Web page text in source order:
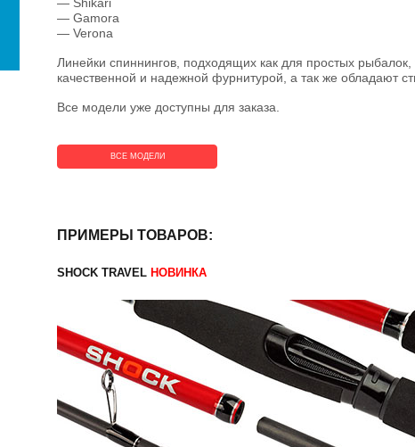
— Gamora
— Verona
Линейки спиннингов, подходящих как для простых
качественной и надежной фурнитурой, а так же обладают
Все модели уже доступны для заказа.
ВСЕ МОДЕЛИ
ПРИМЕРЫ ТОВАРОВ:
SHOCK TRAVEL НОВИНКА